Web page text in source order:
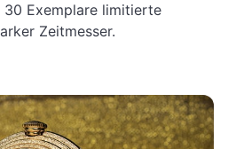
Exemplare limitierte
Zeitmesser.